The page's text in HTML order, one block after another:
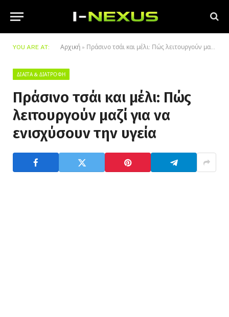
YOU ARE AT: Αρχική » Πράσινο τσάι και μέλι: Πώς λειτουργούν μαζί για να ενισχύσουν την υγεία
ΔΊΑΙΤΑ & ΔΙΑΤΡΟΦΉ
Πράσινο τσάι και μέλι: Πώς
λειτουργούν μαζί για να
ενισχύσουν την υγεία